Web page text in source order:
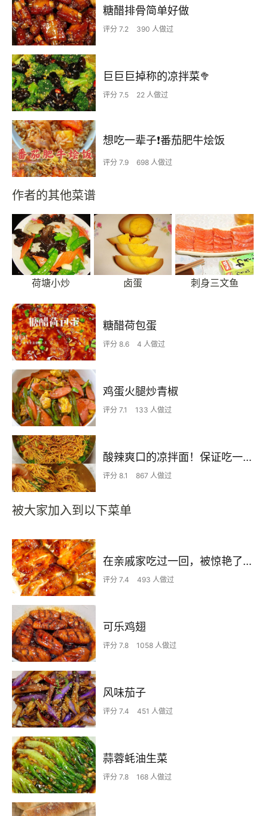
糖醋排骨简单好做
评分 7.2 390 人做过
巨巨巨掉称的凉拌菜🥦
评分 7.5 22 人做过
想吃一辈子❗️番茄肥牛烩饭
评分 7.9 698 人做过
作者的其他菜谱
荷塘小炒 卤蛋 刺身三文鱼
糖醋荷包蛋
评分 8.6 4 人做过
鸡蛋火腿炒青椒
评分 7.1 133 人做过
酸辣爽口的凉拌面！保证吃一次就上瘾
评分 8.1 867 人做过
被大家加入到以下菜单
在亲戚家吃过一回，被惊艳了…
评分 7.4 493 人做过
可乐鸡翅
评分 7.8 1058 人做过
风味茄子
评分 7.4 451 人做过
蒜蓉蚝油生菜
评分 7.8 168 人做过